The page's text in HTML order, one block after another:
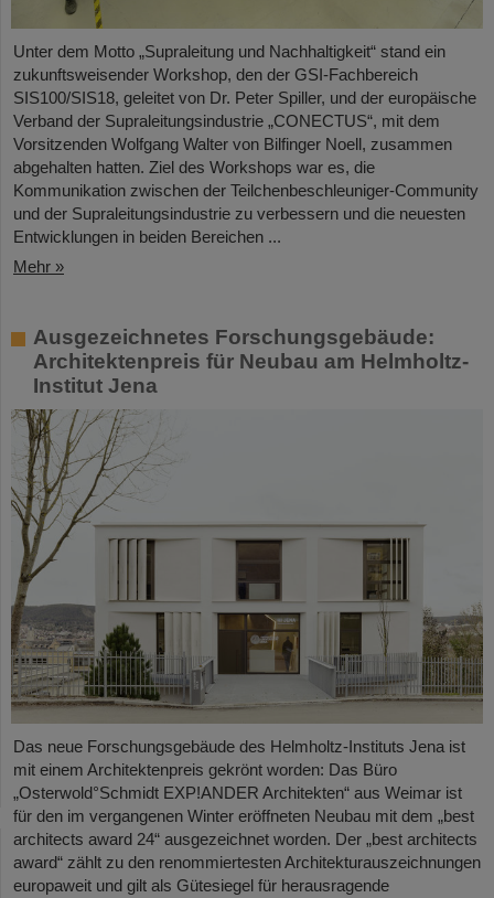
Unter dem Motto „Supraleitung und Nachhaltigkeit“ stand ein
zukunftsweisender Workshop, den der GSI-Fachbereich
SIS100/SIS18, geleitet von Dr. Peter Spiller, und der europäische
Verband der Supraleitungsindustrie „CONECTUS“, mit dem
Vorsitzenden Wolfgang Walter von Bilfinger Noell, zusammen
abgehalten hatten. Ziel des Workshops war es, die
Kommunikation zwischen der Teilchenbeschleuniger-Community
und der Supraleitungsindustrie zu verbessern und die neuesten
Entwicklungen in beiden Bereichen ...
Mehr »
Ausgezeichnetes Forschungsgebäude:
Architektenpreis für Neubau am Helmholtz-
Institut Jena
Das neue Forschungsgebäude des Helmholtz-Instituts Jena ist
mit einem Architektenpreis gekrönt worden: Das Büro
„Osterwold°Schmidt EXP!ANDER Architekten“ aus Weimar ist
für den im vergangenen Winter eröffneten Neubau mit dem „best
architects award 24“ ausgezeichnet worden. Der „best architects
award“ zählt zu den renommiertesten Architekturauszeichnungen
europaweit und gilt als Gütesiegel für herausragende